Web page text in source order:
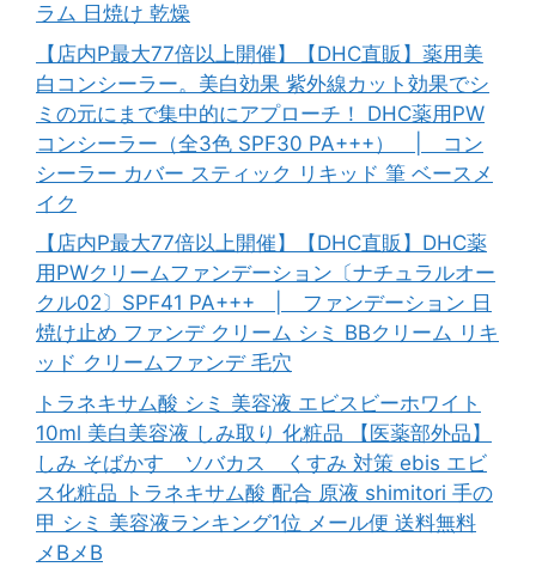
ラム 日焼け 乾燥
【店内P最大77倍以上開催】【DHC直販】薬用美
白コンシーラー。美白効果 紫外線カット効果でシ
ミの元にまで集中的にアプローチ！ DHC薬用PW
コンシーラー（全3色 SPF30 PA+++） | コン
シーラー カバー スティック リキッド 筆 ベースメ
イク
【店内P最大77倍以上開催】【DHC直販】DHC薬
用PWクリームファンデーション〔ナチュラルオー
クル02〕SPF41 PA+++ | ファンデーション 日
焼け止め ファンデ クリーム シミ BBクリーム リキ
ッド クリームファンデ 毛穴
トラネキサム酸 シミ 美容液 エビスビーホワイト
10ml 美白美容液 しみ取り 化粧品 【医薬部外品】
しみ そばかす ソバカス くすみ 対策 ebis エビ
ス化粧品 トラネキサム酸 配合 原液 shimitori 手の
甲 シミ 美容液ランキング1位 メール便 送料無料
メBメB